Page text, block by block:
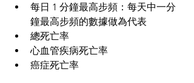
每日 1 分鐘最高步頻：每天中一分
鐘最高步頻的數據做為代表
總死亡率
心血管疾病死亡率
癌症死亡率